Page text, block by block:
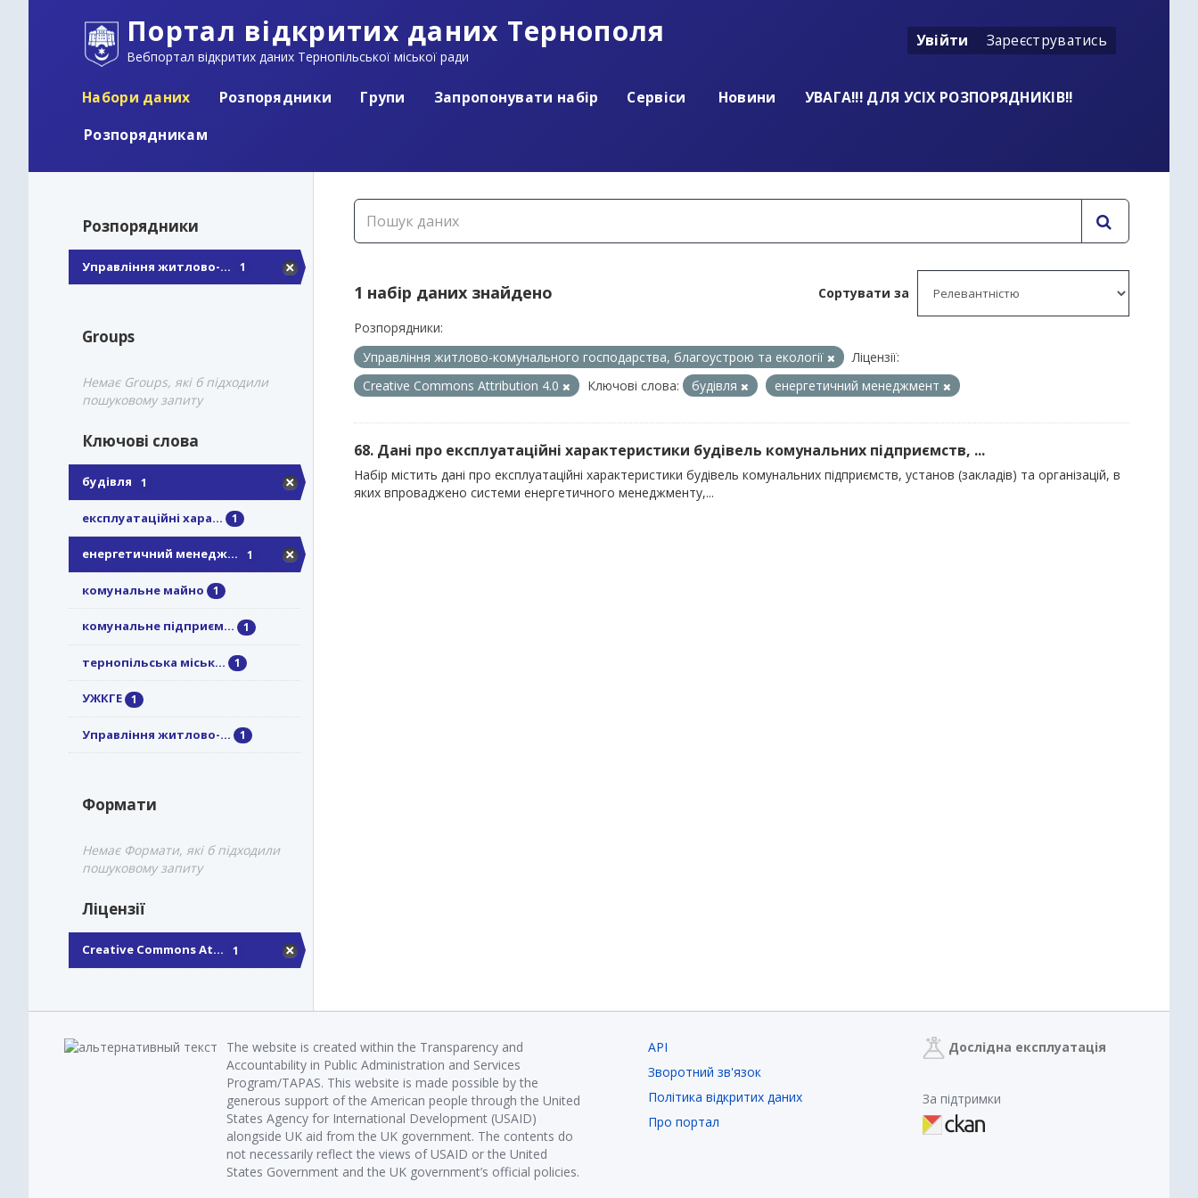
Портал відкритих даних Тернополя
Вебпортал відкритих даних Тернопільської міської ради
Увійти Зареєструватись
Набори даних Розпорядники Групи Запропонувати набір Сервіси Новини
УВАГА!!! ДЛЯ УСІХ РОЗПОРЯДНИКІВ!!
Розпорядникам
Розпорядники
Управління житлово-... 1
Groups
Немає Groups, які б підходили
пошуковому запиту
Ключові слова
будівля 1
експлуатаційні хара... 1
енергетичний менедж... 1
комунальне майно 1
комунальне підприєм... 1
тернопільська міськ... 1
УЖКГЕ 1
Управління житлово-... 1
Формати
Немає Формати, які б підходили
пошуковому запиту
Ліцензії
Creative Commons At... 1
Сортувати за
1 набір даних знайдено
Розпорядники:
Управління житлово-комунального господарства, благоустрою та екології
Ліцензії:
Creative Commons Attribution 4.0
Ключові слова: будівля енергетичний менеджмент
68. Дані про експлуатаційні характеристики будівель комунальних підприємств, ...
Набір містить дані про експлуатаційні характеристики будівель комунальних підприємств, установ (закладів) та організацій, в
яких впроваджено системи енергетичного менеджменту,...
The website is created within the Transparency and
Accountability in Public Administration and Services
Program/TAPAS. This website is made possible by the
generous support of the American people through the United
States Agency for International Development (USAID)
alongside UK aid from the UK government. The contents do
not necessarily reflect the views of USAID or the United
States Government and the UK government’s official policies.
API
Зворотний зв'язок
Політика відкритих даних
Про портал
Дослідна експлуатація
За підтримки